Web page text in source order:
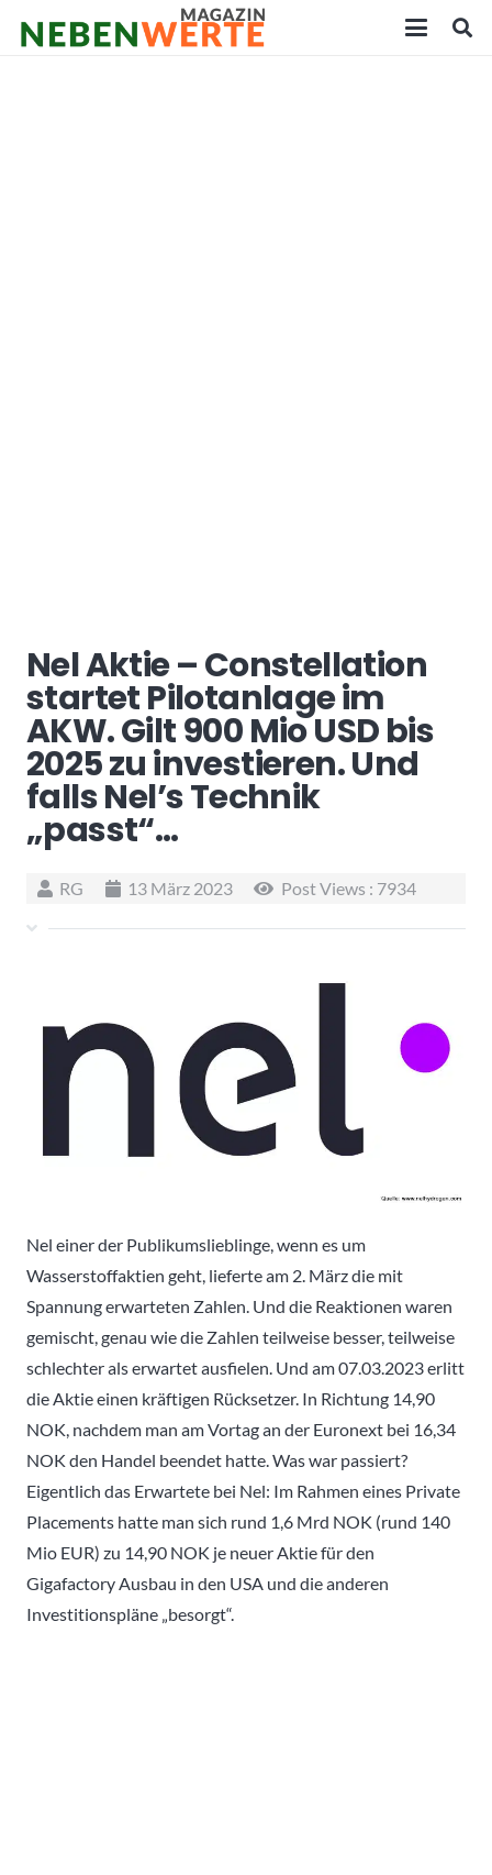
Nel Aktie – Constellation
startet Pilotanlage im
AKW. Gilt 900 Mio USD bis
2025 zu investieren. Und
falls Nel’s Technik
„passt“…
RG 13 März 2023 Post Views : 7934
Nel einer der Publikumslieblinge, wenn es um
Wasserstoffaktien geht, lieferte am 2. März die mit
Spannung erwarteten Zahlen. Und die Reaktionen waren
gemischt, genau wie die Zahlen teilweise besser, teilweise
schlechter als erwartet ausfielen. Und am 07.03.2023 erlitt
die Aktie einen kräftigen Rücksetzer. In Richtung 14,90
NOK, nachdem man am Vortag an der Euronext bei 16,34
NOK den Handel beendet hatte. Was war passiert?
Eigentlich das Erwartete bei Nel: Im Rahmen eines Private
Placements hatte man sich rund 1,6 Mrd NOK (rund 140
Mio EUR) zu 14,90 NOK je neuer Aktie für den
Gigafactory Ausbau in den USA und die anderen
Investitionspläne „besorgt“.